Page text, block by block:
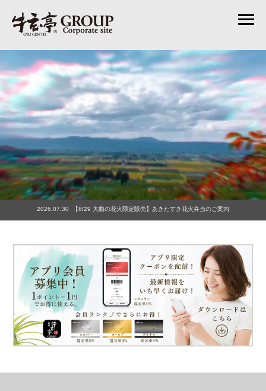
2026.07.25 2026年お盆期間の営業日のお知らせ
2026.07.30 【8/29 大曲の花火限定販売】あきたすき花火弁当のご案内